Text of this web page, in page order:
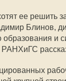
ее решить
Блинов,
образования и
РАНХиГС